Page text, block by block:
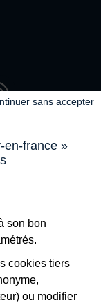
en-france »
son bon
cookies tiers
ou modifier
sans accepter
en-France
13h à 17h